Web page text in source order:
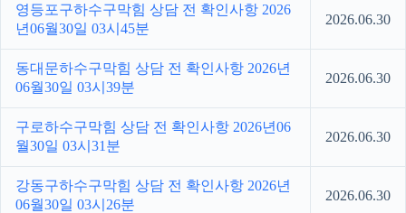
영등포구하수구막힘 상담 전 확인사항 2026
년06월30일 03시45분
2026.06.30
동대문하수구막힘 상담 전 확인사항 2026년
06월30일 03시39분
2026.06.30
구로하수구막힘 상담 전 확인사항 2026년06
월30일 03시31분
2026.06.30
강동구하수구막힘 상담 전 확인사항 2026년
06월30일 03시26분
2026.06.30